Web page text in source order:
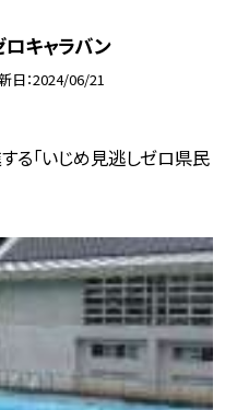
ロキャラバン
日 2024/06/21
る「いじめ見逃しゼロ県民